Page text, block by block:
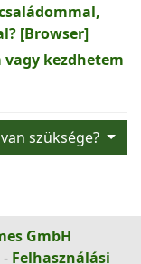
[Browser]
kezdhetem
szüksége?
GmbH
- Felhasználási